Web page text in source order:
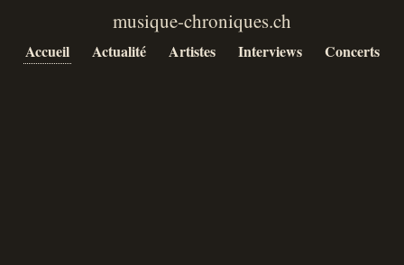
Accueil Actualité Artistes Interviews Concerts